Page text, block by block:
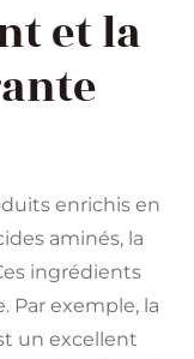
et la
enrichis en
aminés, la
ingrédients
Par exemple, la
un excellent